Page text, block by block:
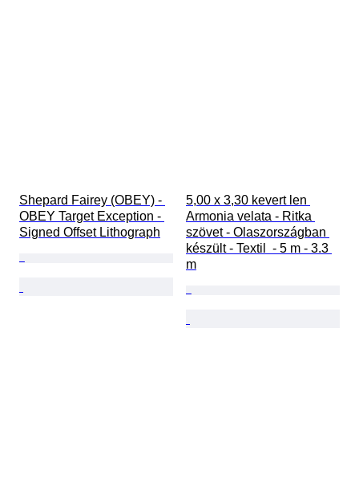
Shepard Fairey (OBEY) -
OBEY Target Exception -
Signed Offset Lithograph
5,00 x 3,30 kevert len
Armonia velata - Ritka
szövet - Olaszországban
készült - Textil  - 5 m - 3.3
m